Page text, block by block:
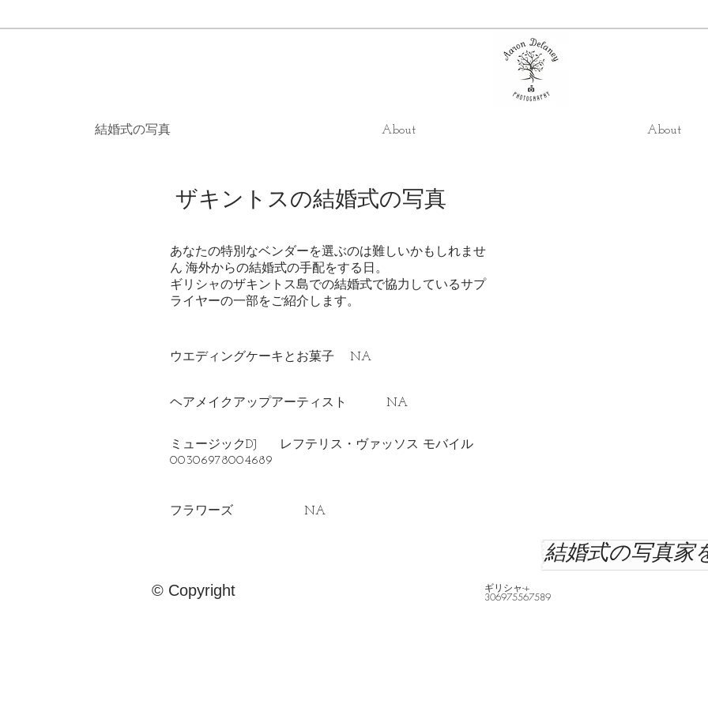
結婚式の写真 About About
ザキントスの結婚式の写真
あなたの特別なベンダーを選ぶのは難しいかもしれませ
ん 海外からの結婚式の手配をする日。
ギリシャのザキントス島での結婚式で協力しているサプ
ライヤーの一部をご紹介し ます。
ウエディングケーキとお菓子 NA
ヘアメイクアップアーティスト NA
ミュージックDJ レフテリス・ヴァッソス モバイル
00306978004689
フラワーズ NA
結婚式の写真家
© Copyright ギリシャ-+
306975567589